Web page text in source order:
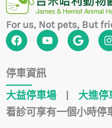
For us, Not pets, But
F
a
e
b
o
o
k
Y
o
b
e
G
o
e
I
r
停車資訊
大益停車場
大進停
看診可享有一個小時停